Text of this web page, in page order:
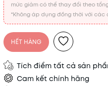
mức giảm có thể thay đổi theo
*Không áp dụng đồng thời với các
HẾT HÀNG
Tích điểm tất cả sản
Cam kết chính hãng